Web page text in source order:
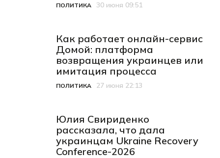
Категория
ПОЛИТИКА
Дата публикации
30 июня 09:51
Как работает онлайн-сервис
Домой: платформа
возвращения украинцев или
имитация процесса
Категория
ПОЛИТИКА
Дата публикации
27 июня 22:13
Юлия Свириденко
рассказала, что дала
украинцам Ukraine Recovery
Conference-2026